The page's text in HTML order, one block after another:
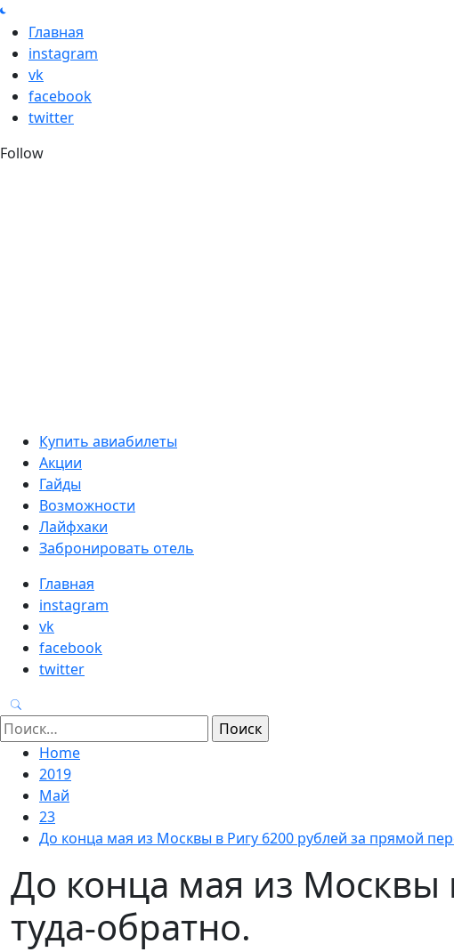
Skip
to
content
Главная
instagram
vk
facebook
twitter
Follow
Primary
Menu
Купить авиабилеты
Акции
Гайды
Возможности
Лайфхаки
Забронировать отель
Главная
instagram
vk
facebook
twitter
Найти:
Home
2019
Май
23
До конца мая из Москвы в Ригу 6200 рублей за прямой
До конца мая из Москвы
туда-обратно.